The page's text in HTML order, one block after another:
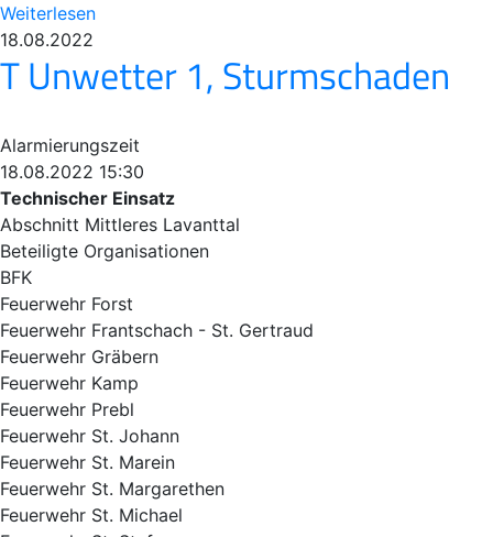
Weiterlesen
18.08.2022
T Unwetter 1, Sturmschaden
Alarmierungszeit
18.08.2022 15:30
Technischer Einsatz
Abschnitt Mittleres Lavanttal
Beteiligte Organisationen
BFK
Feuerwehr Forst
Feuerwehr Frantschach - St. Gertraud
Feuerwehr Gräbern
Feuerwehr Kamp
Feuerwehr Prebl
Feuerwehr St. Johann
Feuerwehr St. Marein
Feuerwehr St. Margarethen
Feuerwehr St. Michael